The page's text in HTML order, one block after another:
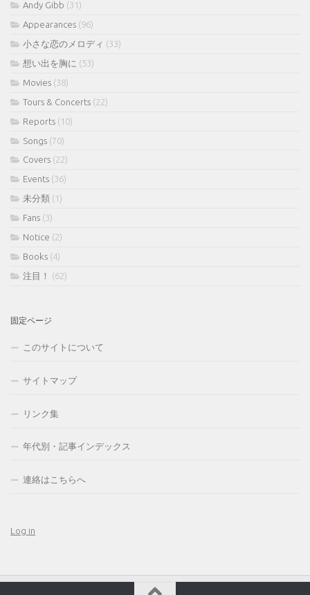
Andy Gibb (31)
Appearances (96)
小さな恋のメロディ (33)
想い出を胸に (53)
Movies (38)
Tours & Concerts (22)
Reports (10)
Songs (70)
Covers (22)
Events (36)
未分類 (1)
Fans (3)
Notice (2)
Books (4)
注目！
(62)
固定ページ
このサイトについて
サイトマップ
リンク集
年代別・記事インデックス
連絡はこちらへ
Log in